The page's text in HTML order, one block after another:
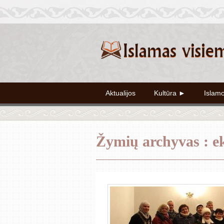
Aktualijos Kultūra ►
Žymių archyvas :